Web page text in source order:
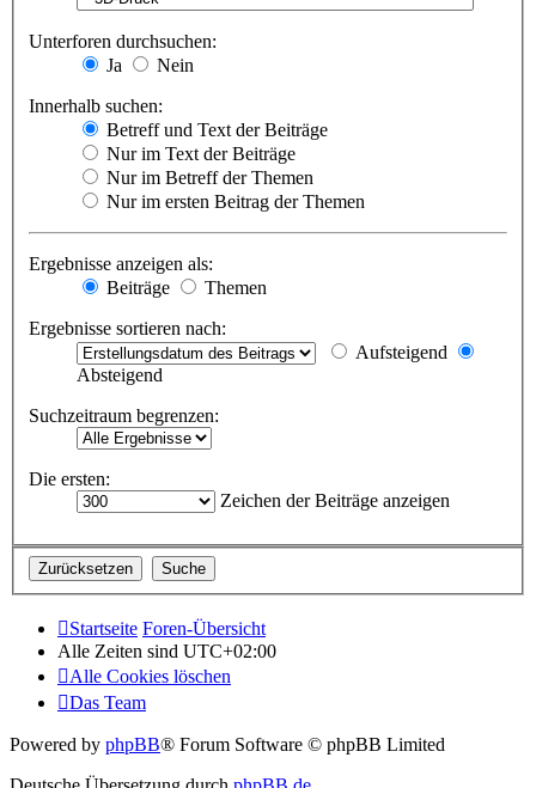
Unterforen durchsuchen:
Ja
Nein
Innerhalb suchen:
Betreff und Text der Beiträge
Nur im Text der Beiträge
Nur im Betreff der Themen
Nur im ersten Beitrag der Themen
Ergebnisse anzeigen als:
Beiträge
Themen
Ergebnisse sortieren nach:
Aufsteigend
Absteigend
Suchzeitraum begrenzen:
Die ersten:
Zeichen der Beiträge anzeigen
Startseite Foren-Übersicht
Alle Zeiten sind UTC+02:00
Alle Cookies löschen
Das Team
Powered by phpBB® Forum Software © phpBB Limited